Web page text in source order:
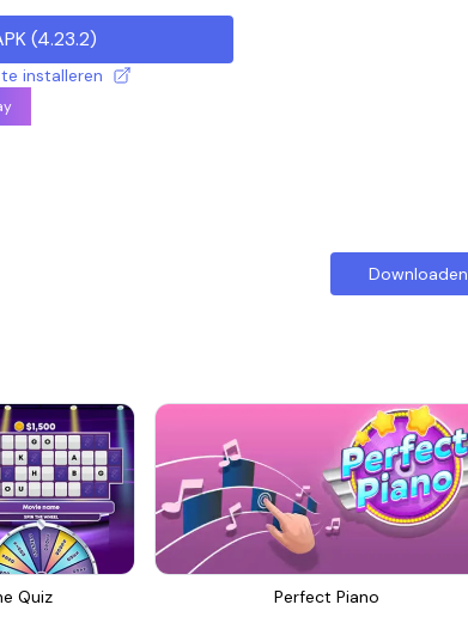
(4.23.2)
installeren
Downloaden
Quiz Perfect Piano